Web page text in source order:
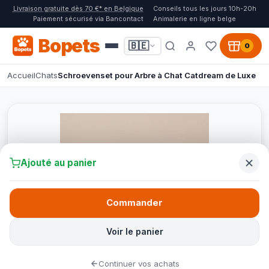
Livraison gratuite dès 70 €* en Belgique
Conseils tous les jours 10h-20h
Paiement sécurisé via Bancontact
Animalerie en ligne belge
Bopets 🇧🇪 0
AccueilChatsSchroevenset pour Arbre à Chat Catdream de Luxe
Ajouté au panier
Voir le panier
Commander
Continuer vos achats